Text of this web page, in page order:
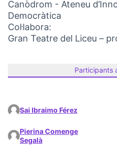
Canòdrom - Ateneu
Democràtica
Col·labora:
Gran Teatre del Liceu –
Participants
Sai Ibraimo Férez
Pierina Comenge
Segalà